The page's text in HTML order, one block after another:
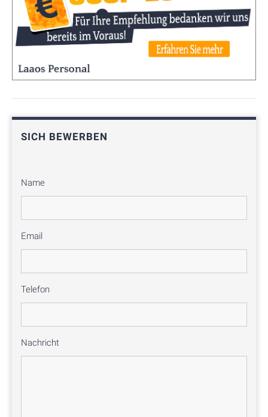
SICH BEWERBEN
Name
Email
Telefon
Nachricht